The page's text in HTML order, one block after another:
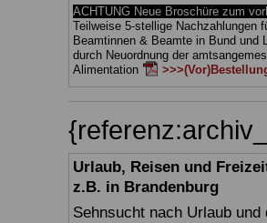
ACHTUNG Neue Broschüre zum
Teilweise 5-stellige Nachzahlungen
Beamtinnen & Beamte in Bund und
durch Neuordnung der
Alimentation
Urlaub, Reisen und
z.B. in Brandenburg
Sehnsucht nach Urlaub